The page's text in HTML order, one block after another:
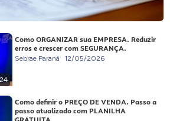
Como ORGANIZAR sua EMPRESA. Reduzir
erros e crescer com SEGURANÇA.
Sebrae Paraná 12/05/2026
Como definir o PREÇO DE VENDA. Passo a
passo atualizado com PLANILHA